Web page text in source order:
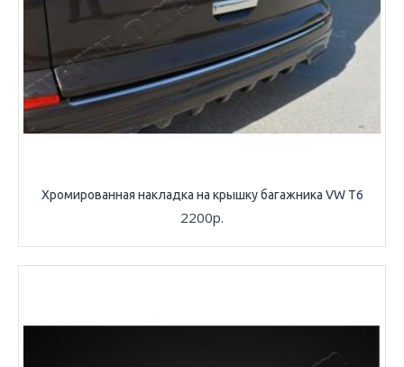
Хромированная накладка на крышку багажника VW T6
2200р.